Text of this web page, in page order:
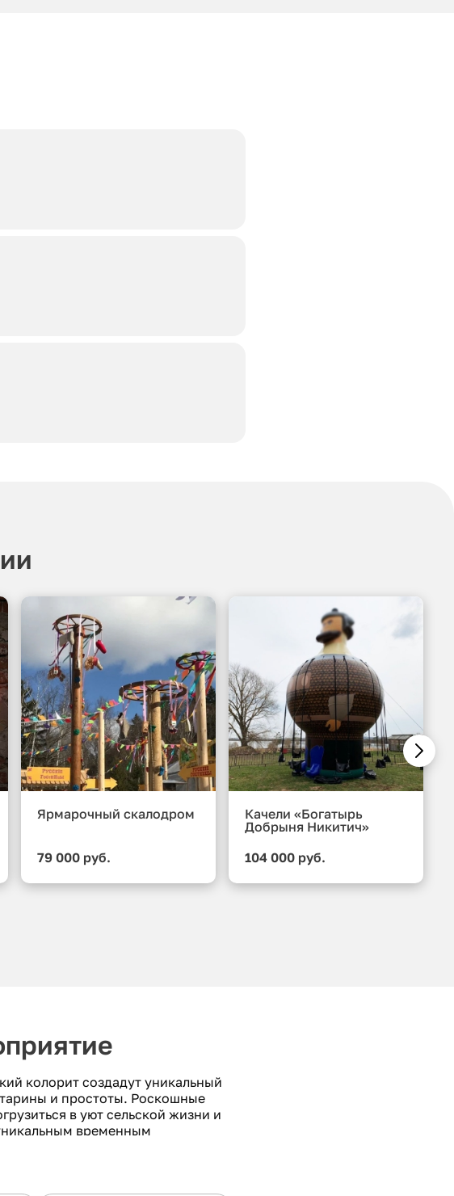
Ярмарочный скалодром
79 000 руб.
Качели «Богатырь
Добрыня Никитич»
104 000 руб.
колорит создадут уникальный
и простоты. Роскошные
в уют сельской жизни и
временным